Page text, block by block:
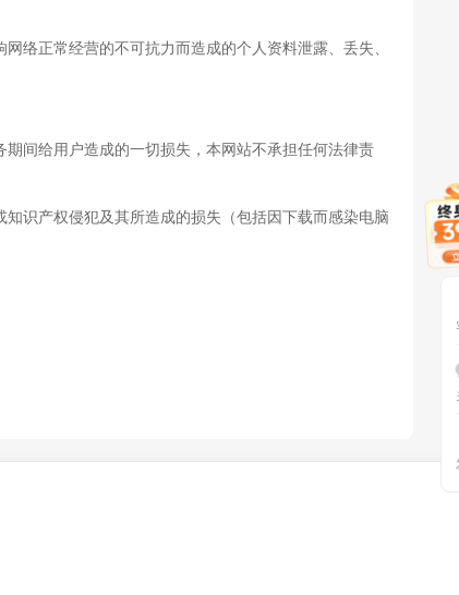
络正常经营的不可抗力而造成的个人资料泄露、丢失、
间给用户造成的一切损失，本网站不承担任何法律责
识产权侵犯及其所造成的损失（包括因下载而感染电脑